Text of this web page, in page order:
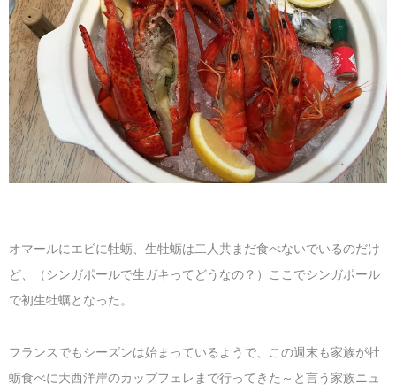
オマールにエビに牡蛎、生牡蛎は二人共まだ食べないでいるのだけ
ど、（シンガポールで生ガキってどうなの？）ここでシンガポール
で初生牡蠣となった。
フランスでもシーズンは始まっているようで、この週末も家族が牡
蛎食べに大西洋岸のカップフェレまで行ってきた～と言う家族ニュ